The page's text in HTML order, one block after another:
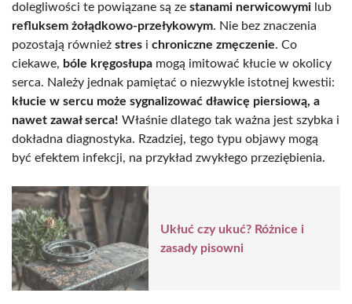
dolegliwości te powiązane są ze stanami nerwicowymi lub
refluksem żołądkowo-przełykowym. Nie bez znaczenia
pozostają również stres i chroniczne zmęczenie. Co
ciekawe, bóle kręgosłupa mogą imitować kłucie w okolicy
serca. Należy jednak pamiętać o niezwykle istotnej kwestii:
kłucie w sercu może sygnalizować dławicę piersiową, a
nawet zawał serca! Właśnie dlatego tak ważna jest szybka i
dokładna diagnostyka. Rzadziej, tego typu objawy mogą
być efektem infekcji, na przykład zwykłego przeziębienia.
Ukłuć czy ukuć? Różnice i
zasady pisowni